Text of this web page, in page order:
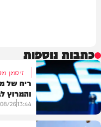
כתבות נוספות
זיסמן
ריח של
והמרוץ
13:44
26